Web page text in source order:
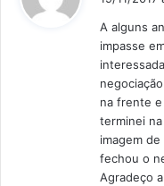
A alguns
impasse
na frente
terminei
imagem
fechou o
Agradeço